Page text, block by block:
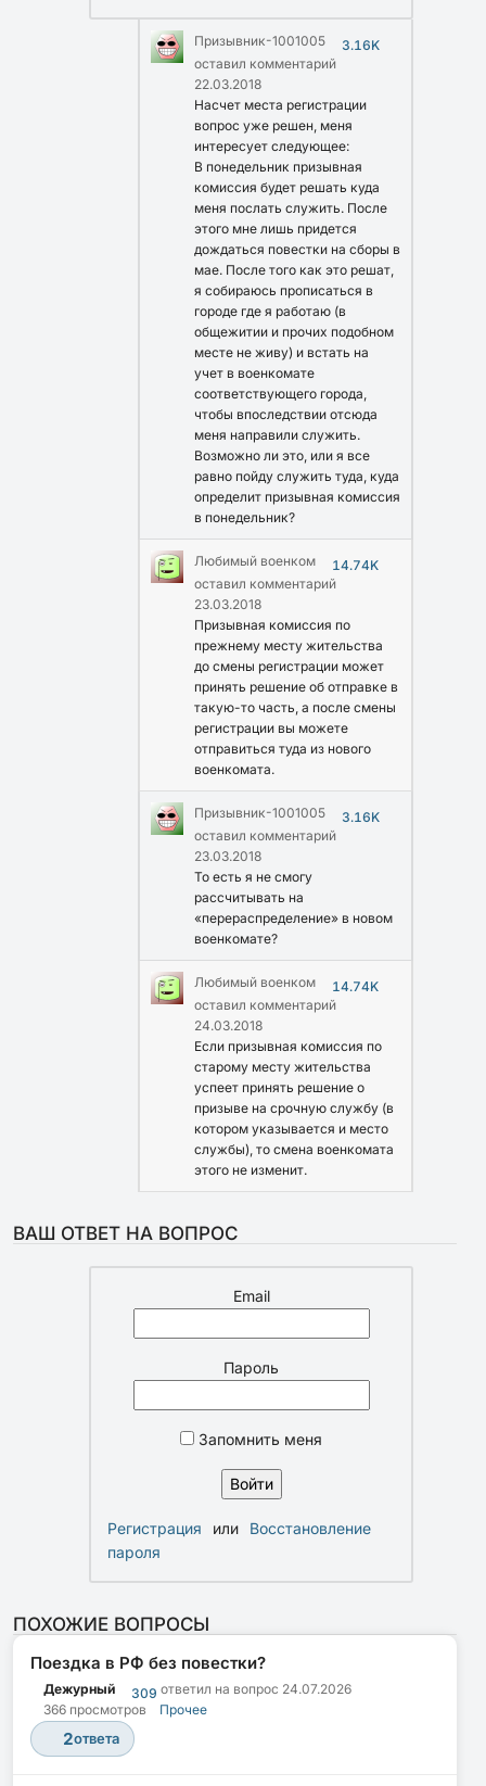
Призывник-1001005
3.16K
оставил комментарий
22.03.2018
Насчет места регистрации
вопрос уже решен, меня
интересует следующее:
В понедельник призывная
комиссия будет решать куда
меня послать служить. После
этого мне лишь придется
дождаться повестки на сборы в
мае. После того как это решат,
я собираюсь прописаться в
городе где я работаю (в
общежитии и прочих подобном
месте не живу) и встать на
учет в военкомате
соответствующего города,
чтобы впоследствии отсюда
меня направили служить.
Возможно ли это, или я все
равно пойду служить туда, куда
определит призывная комиссия
в понедельник?
Любимый военком
14.74K
оставил комментарий
23.03.2018
Призывная комиссия по
прежнему месту жительства
до смены регистрации может
принять решение об отправке в
такую-то часть, а после смены
регистрации вы можете
отправиться туда из нового
военкомата.
Призывник-1001005
3.16K
оставил комментарий
23.03.2018
То есть я не смогу
рассчитывать на
«перераспределение» в новом
военкомате?
Любимый военком
14.74K
оставил комментарий
24.03.2018
Если призывная комиссия по
старому месту жительства
успеет принять решение о
призыве на срочную службу (в
котором указывается и место
службы), то смена военкомата
этого не изменит.
ВАШ ОТВЕТ НА ВОПРОС
Email
Пароль
Запомнить меня
Регистрация или
Восстановление
пароля
ПОХОЖИЕ ВОПРОСЫ
Поездка в РФ без повестки?
Дежурный 309 ответил на вопрос 24.07.2026
366 просмотров
Прочее
2ответа